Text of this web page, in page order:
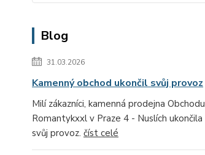
Blog
31.03.2026
Kamenný obchod ukončil svůj provoz
Milí zákazníci, kamenná prodejna Obchodu
Romantykxxl v Praze 4 - Nuslích ukončila
svůj provoz. číst celé